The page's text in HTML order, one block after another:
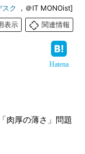
ク
，＠IT MONOist]
表示
関連情報
Hatena
肉厚の薄さ」問題